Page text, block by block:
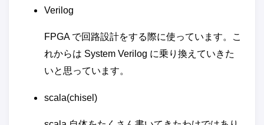
Verilog
FPGA で回路設計をする際に使っています。こ
れからは System Verilog に乗り換えていきた
いと思っています。
scala(chisel)